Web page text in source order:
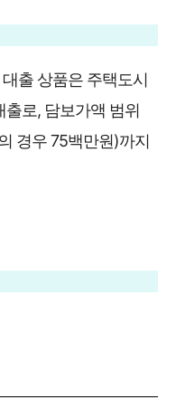
출 상품은 주택도시
로, 담보가액 범위
경우 75백만원)까지